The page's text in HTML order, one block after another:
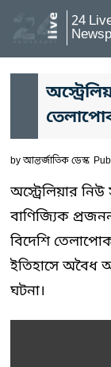
24
byআন্তর্জাতিক ডেস্ক
অস্ট্রেলিয়ার
বাণিজ্যিক
বিদেশি
ইতিহাসে অবৈধ
ঘটনা।